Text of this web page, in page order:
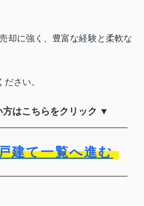
却に強く、豊富な経験と柔軟な
ださい。
はこちらをクリック ▼
建て一覧へ進む